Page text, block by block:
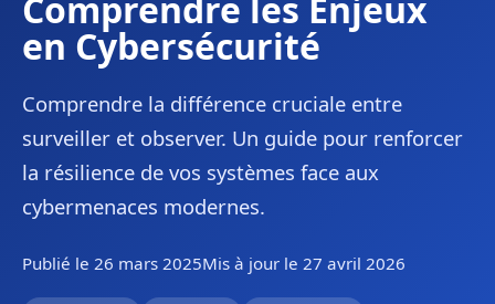
en Cybersécurité
Comprendre la différence cruciale entre
surveiller et observer. Un guide pour renforcer
la résilience de vos systèmes face aux
cybermenaces modernes.
Publié le 26 mars 2025Mis à jour le 27 avril 2026